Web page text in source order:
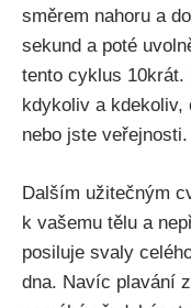
směrem nahoru a⁣
sekund a poté
tento cyklus 10krát.
kdykoliv a ‍kdekoliv,
nebo jste veřejnosti.
Dalším užitečným
k vašemu ⁢tělu a
posiluje svaly⁤
dna. Navíc plavání